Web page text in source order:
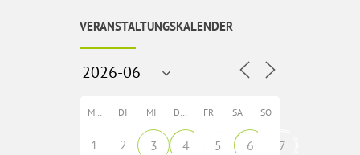
VERANSTALTUNGSKALENDER
MO DI MI DO FR SA SO
1 2 3 4 5 6
7